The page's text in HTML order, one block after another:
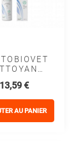
LABO
Prix
13,59 €
AU PANIER